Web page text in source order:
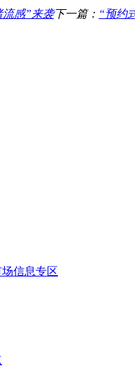
流感”来袭下一篇： “预约
信息专区